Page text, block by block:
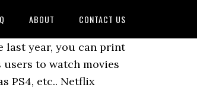
ABOUT CONTACT US
last year, you can print
to watch movies
PS4, etc.. Netflix